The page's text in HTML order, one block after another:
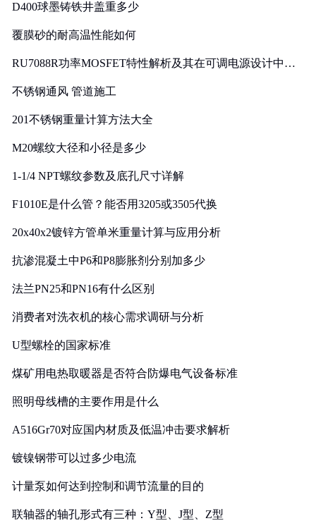
D400球墨铸铁井盖重多少
覆膜砂的耐高温性能如何
RU7088R功率MOSFET特性解析及其在可调电源设计中的
不锈钢通风 管道施工
201不锈钢重量计算方法大全
M20螺纹大径和小径是多少
1-1/4 NPT螺纹参数及底孔尺寸详解
F1010E是什么管？能否用3205或3505代换
20x40x2镀锌方管单米重量计算与应用分析
抗渗混凝土中P6和P8膨胀剂分别加多少
法兰PN25和PN16有什么区别
消费者对洗衣机的核心需求调研与分析
U型螺栓的国家标准
煤矿用电热取暖器是否符合防爆电气设备标准
照明母线槽的主要作用是什么
A516Gr70对应国内材质及低温冲击要求解析
镀镍钢带可以过多少电流
计量泵如何达到控制和调节流量的目的
联轴器的轴孔形式有三种：Y型、J型、Z型